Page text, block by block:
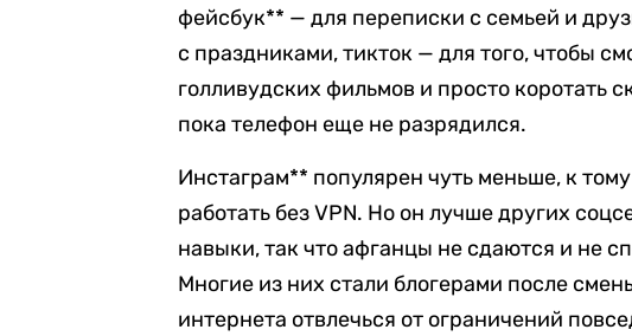
фейсбук** — для переписки с семьей и
с праздниками, тикток — для того, чтобы
голливудских фильмов и просто коротать
пока телефон еще не разрядился.
Инстаграм** популярен чуть меньше, к
работать без VPN. Но он лучше других
навыки, так что афганцы не сдаются и не
Многие из них стали блогерами после
интернета отвлечься от ограничений